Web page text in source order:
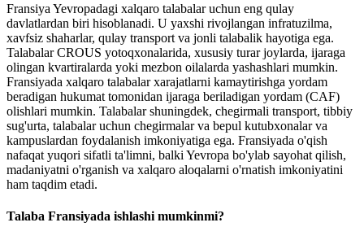
Fransiya Yevropadagi xalqaro talabalar uchun eng qulay
davlatlardan biri hisoblanadi. U yaxshi rivojlangan infratuzilma,
xavfsiz shaharlar, qulay transport va jonli talabalik hayotiga ega.
Talabalar CROUS yotoqxonalarida, xususiy turar joylarda, ijaraga
olingan kvartiralarda yoki mezbon oilalarda yashashlari mumkin.
Fransiyada xalqaro talabalar xarajatlarni kamaytirishga yordam
beradigan hukumat tomonidan ijaraga beriladigan yordam (CAF)
olishlari mumkin. Talabalar shuningdek, chegirmali transport, tibbiy
sug'urta, talabalar uchun chegirmalar va bepul kutubxonalar va
kampuslardan foydalanish imkoniyatiga ega. Fransiyada o'qish
nafaqat yuqori sifatli ta'limni, balki Yevropa bo'ylab sayohat qilish,
madaniyatni o'rganish va xalqaro aloqalarni o'rnatish imkoniyatini
ham taqdim etadi.
Talaba Fransiyada ishlashi mumkinmi?